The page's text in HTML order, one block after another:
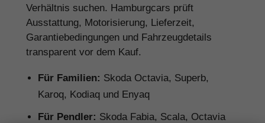
Verhältnis suchen. Hamburgcars prüft
Ausstattung, Motorisierung, Lieferzeit,
Garantiebedingungen und Fahrzeugdetails
transparent vor dem Kauf.
Für Familien: Skoda Octavia, Superb,
Karoq, Kodiaq und Enyaq
Für Pendler: Skoda Fabia, Scala, Octavia